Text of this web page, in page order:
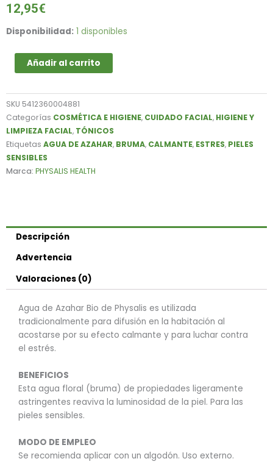
12,95€
Disponibilidad: 1 disponibles
AGUA
AZAHAR
200ML
cantidad
Añadir al carrito
SKU 5412360004881
Categorías COSMÉTICA E HIGIENE, CUIDADO FACIAL, HIGIENE Y
LIMPIEZA FACIAL, TÓNICOS
Etiquetas AGUA DE AZAHAR, BRUMA, CALMANTE, ESTRES, PIELES
SENSIBLES
Marca: PHYSALIS HEALTH
Descripción
Advertencia
Valoraciones (0)
Agua de Azahar Bio de Physalis es utilizada
tradicionalmente para difusión en la habitación al
acostarse por su efecto calmante y para luchar contra
el estrés.
BENEFICIOS
Esta agua floral (bruma) de propiedades ligeramente
astringentes reaviva la luminosidad de la piel. Para las
pieles sensibles.
MODO DE EMPLEO
Se recomienda aplicar con un algodón. Uso externo.